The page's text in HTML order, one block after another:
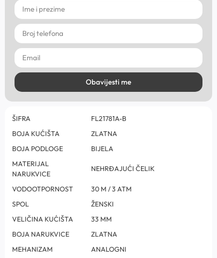
Obavijesti me
ŠIFRA
FL21781A-B
BOJA KUĆIŠTA
ZLATNA
BOJA PODLOGE
BIJELA
MATERIJAL
NARUKVICE
NEHRĐAJUĆI ČELIK
VODOOTPORNOST
30 M / 3 ATM
SPOL
ŽENSKI
VELIČINA KUĆIŠTA
33 MM
BOJA NARUKVICE
ZLATNA
MEHANIZAM
ANALOGNI